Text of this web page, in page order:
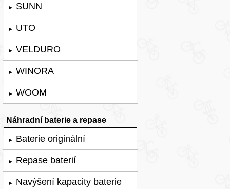
► SUNN
► UTO
► VELDURO
► WINORA
► WOOM
Náhradní baterie a repase
► Baterie originální
► Repase baterií
► Navýšení kapacity baterie